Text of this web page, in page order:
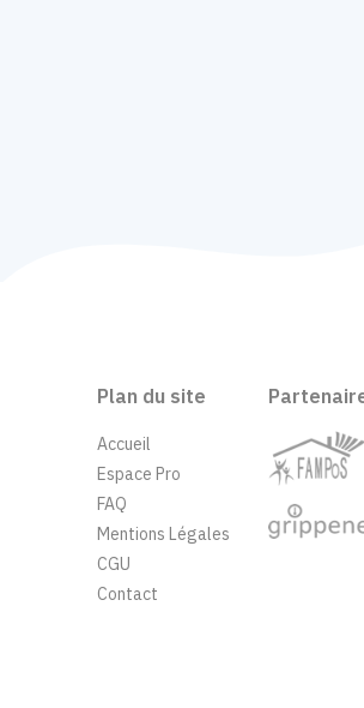
Plan du site
Accueil
Espace Pro
FAQ
Mentions Légales
CGU
Contact